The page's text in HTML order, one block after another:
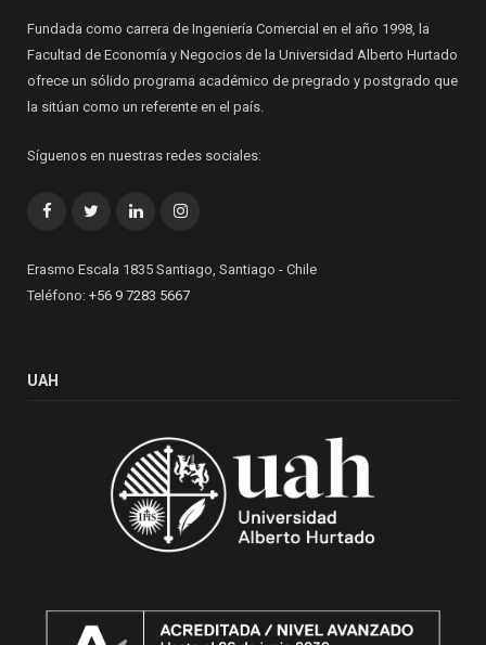
Fundada como carrera de Ingeniería Comercial en el año 1998, la
Facultad de Economía y Negocios de la Universidad Alberto Hurtado
ofrece un sólido programa académico de pregrado y postgrado que
la sitúan como un referente en el país.
Síguenos en nuestras redes sociales:
FacebookTwitterLinkedInInstagram
Erasmo Escala 1835 Santiago, Santiago - Chile
Teléfono: +56 9 7283 5667
UAH